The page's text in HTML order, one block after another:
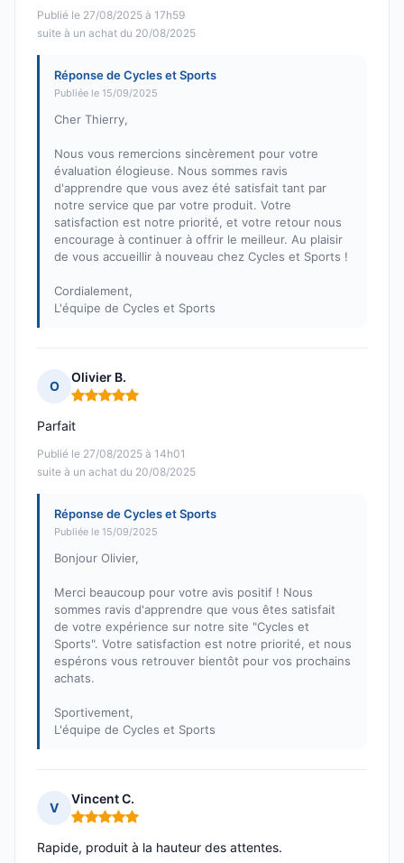
Publié le 27/08/2025 à 17h59
suite à un achat du 20/08/2025
Réponse de Cycles et Sports
Publiée le 15/09/2025
Cher Thierry,
Nous vous remercions sincèrement pour votre
évaluation élogieuse. Nous sommes ravis
d'apprendre que vous avez été satisfait tant par
notre service que par votre produit. Votre
satisfaction est notre priorité, et votre retour nous
encourage à continuer à offrir le meilleur. Au plaisir
de vous accueillir à nouveau chez Cycles et Sports !
Cordialement,
L'équipe de Cycles et Sports
O
Olivier B.
Note : 5 sur 5
Publié le 27/08/2025 à 14h01
suite à un achat du 20/08/2025
Parfait
Réponse de Cycles et Sports
Publiée le 15/09/2025
Bonjour Olivier,
Merci beaucoup pour votre avis positif ! Nous
sommes ravis d'apprendre que vous êtes satisfait
de votre expérience sur notre site "Cycles et
Sports". Votre satisfaction est notre priorité, et nous
espérons vous retrouver bientôt pour vos prochains
achats.
Sportivement,
L'équipe de Cycles et Sports
V
Vincent C.
Note : 5 sur 5
Rapide, produit à la hauteur des attentes.